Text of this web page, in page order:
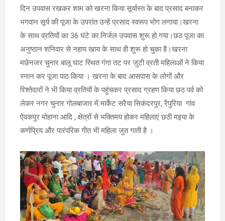
दिन उपवास रखकर शाम को खरना किया सूर्यास्त के बाद प्रसाद बनाकर
भगवान सूर्य की पूजा के उपरांत उन्हें प्रसाद स्वरूप भोग लगाया।खरना
के साथ व्रतियों का 36 घंटे का निर्जल उपवास शुरू हो गया।छठ पूजा का
अनुष्ठान शनिवार से नहाय खाय के साथ ही शुरू हो चुका है।खरना
मछेनजर चुनार बालू घाट स्थित गंगा तट पर जुटी व्रती महिलाओं ने किया
स्नान कर पूजा पाठ किया । खरना के बाद आसपास के लोगों और
रिश्तेदारों ने भी किया व्रतियों के पहुंचकर प्रसाद ग्रहण किया छठ पर्व को
लेकर नगर चुनार गोलबाजार में मार्केट सरैया सिकंदरपुर, रैपुरिया गांव
ऐवकपुर मोहाना आदि , क्षेत्रों से भक्तिमय होकर महिलाएं छठी मइया के
कर्णप्रिय और पारंपरिक गीत भी महिला जुत गाती है ।